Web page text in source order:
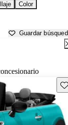
Color
Guardar